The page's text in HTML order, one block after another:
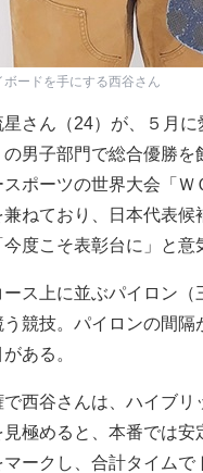
ードを手にする西谷さん
さん（24）が、５月
男子部門で総合優勝
ポーツの世界大会「Ｗ
ねており、日本代表
度こそ表彰台に」と意
ス上に並ぶパイロン（
競技。パイロンの間
ある。
西谷さんは、ハイブリ
極めると、本番では
ークし、合計タイムで